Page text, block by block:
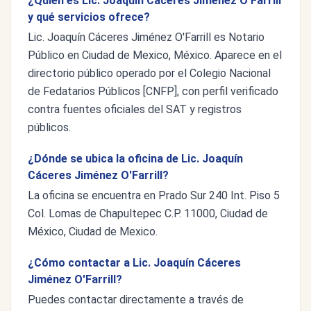
y qué servicios ofrece?
Lic. Joaquín Cáceres Jiménez O'Farrill es Notario
Público en Ciudad de Mexico, México. Aparece en el
directorio público operado por el Colegio Nacional
de Fedatarios Públicos [CNFP], con perfil verificado
contra fuentes oficiales del SAT y registros
públicos.
¿Dónde se ubica la oficina de Lic. Joaquín
Cáceres Jiménez O'Farrill?
La oficina se encuentra en Prado Sur 240 Int. Piso 5
Col. Lomas de Chapultepec C.P. 11000, Ciudad de
México, Ciudad de Mexico.
¿Cómo contactar a Lic. Joaquín Cáceres
Jiménez O'Farrill?
Puedes contactar directamente a través de